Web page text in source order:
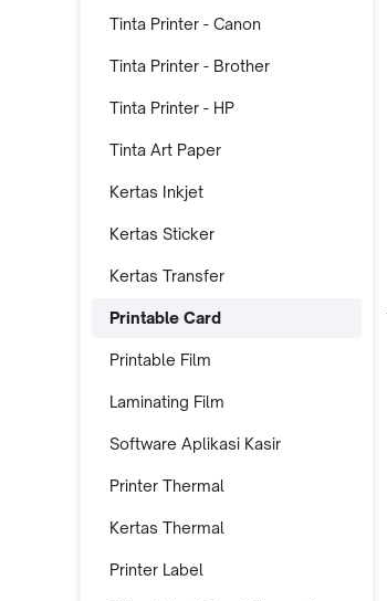
Tinta Printer - Canon
Tinta Printer - Brother
Tinta Printer - HP
Tinta Art Paper
Kertas Inkjet
Kertas Sticker
Kertas Transfer
Printable Card
Printable Film
Laminating Film
Software Aplikasi Kasir
Printer Thermal
Kertas Thermal
Printer Label